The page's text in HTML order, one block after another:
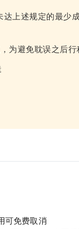
上述规定的最少
为避免耽误之后行
可免费取消